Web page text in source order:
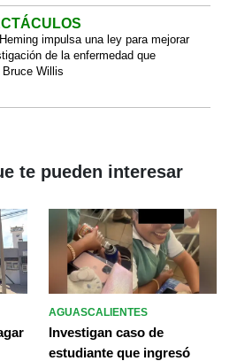
impulsa una ley para mejorar
de la enfermedad que
Bruce Willis
te pueden interesar
AGUASCALIENTES
Investigan caso de
estudiante que ingresó